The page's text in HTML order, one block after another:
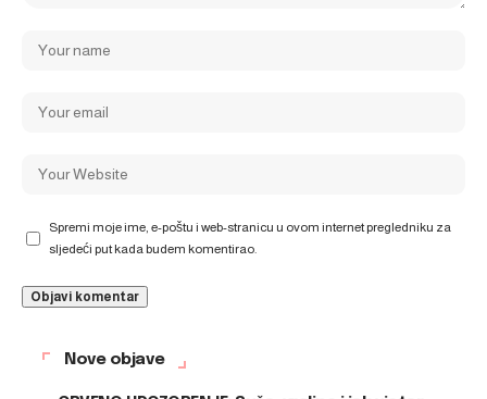
Spremi moje ime, e-poštu i web-stranicu u ovom internet pregledniku za
sljedeći put kada budem komentirao.
Nove objave